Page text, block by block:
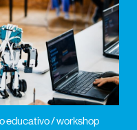
educativo / workshop